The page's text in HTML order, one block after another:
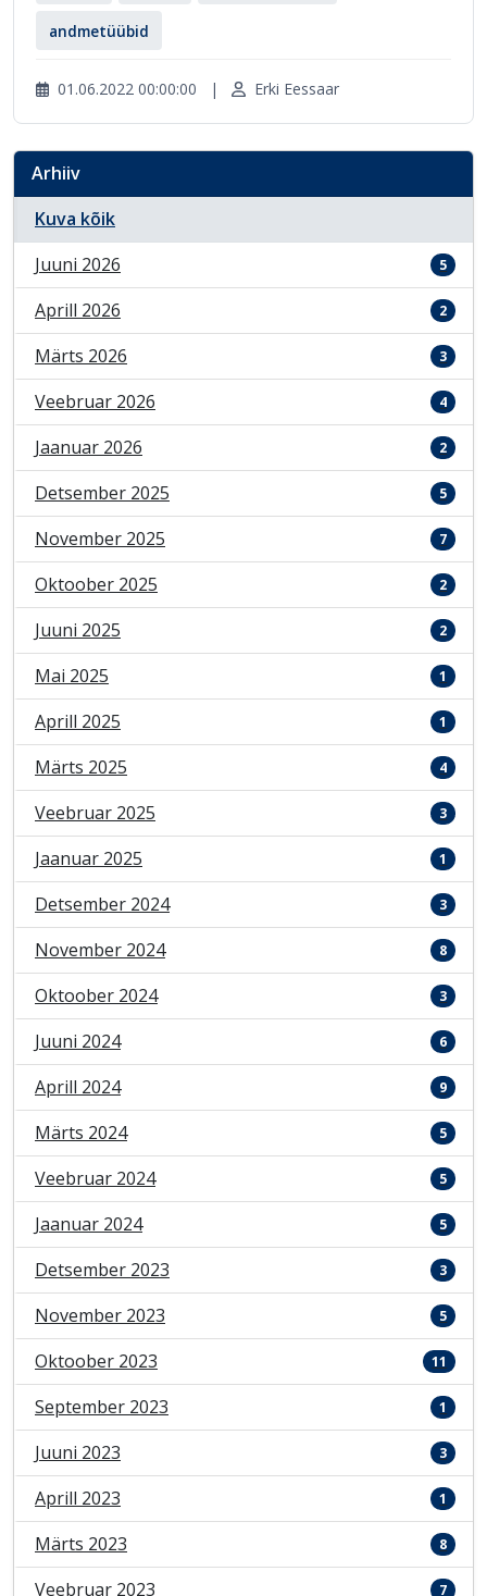
andmetüübid
01.06.2022 00:00:00 | Erki Eessaar
Arhiiv
Kuva kõik
Juuni 2026
5
Aprill 2026 2
Märts 2026 3
Veebruar 2026 4
Jaanuar 2026 2
Detsember 2025 5
November 2025 7
Oktoober 2025 2
Juuni 2025 2
Mai 2025 1
Aprill 2025 1
Märts 2025 4
Veebruar 2025 3
Jaanuar 2025 1
Detsember 2024 3
November 2024 8
Oktoober 2024 3
Juuni 2024 6
Aprill 2024 9
Märts 2024 5
Veebruar 2024 5
Jaanuar 2024 5
Detsember 2023 3
November 2023 5
Oktoober 2023 11
September 2023 1
Juuni 2023 3
Aprill 2023 1
Märts 2023 8
Veebruar 2023 7